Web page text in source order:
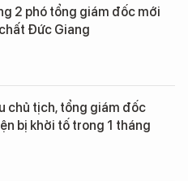
2 phó tổng giám đốc mới
Đức Giang
chủ tịch, tổng giám đốc
bị khởi tố trong 1 tháng